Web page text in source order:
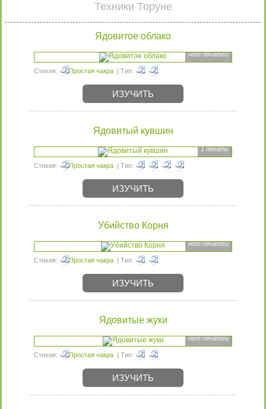
Техники Торуне
Ядовитое облако
нет печатей
Стихия: Простая чакра | Тип:
ИЗУЧИТЬ
Ядовитый кувшин
1 печать
Стихия: Простая чакра | Тип:
ИЗУЧИТЬ
Убийство Корня
нет печатей
Стихия: Простая чакра | Тип:
ИЗУЧИТЬ
Ядовитые жуки
нет печатей
Стихия: Простая чакра | Тип:
ИЗУЧИТЬ